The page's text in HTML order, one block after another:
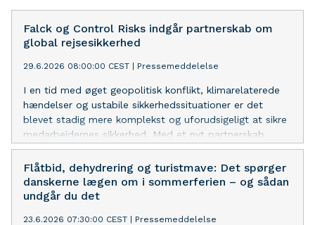
Falck og Control Risks indgår partnerskab om
global rejsesikkerhed
29.6.2026 08:00:00 CEST Pressemeddelelse
I en tid med øget geopolitisk konflikt, klimarelaterede
hændelser og ustabile sikkerhedssituationer er det
blevet stadig mere komplekst og uforudsigeligt at sikre
medarbejdernes sikkerhed. Med et nyt partnerskab
mellem Falck og Control Risks får virksomheder og
myndigheder med international aktivitet nu adgang til
en ny samlet løsning for global rejsesikkerhed.
Flåtbid, dehydrering og turistmave: Det spørger
danskerne lægen om i sommerferien – og sådan
undgår du det
23.6.2026 07:30:00 CEST Pressemeddelelse